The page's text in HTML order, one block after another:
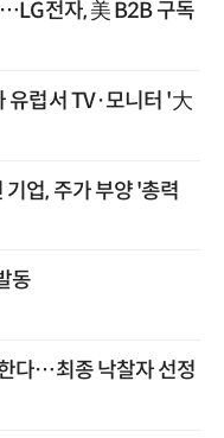
전자, 美 B2B 구독
유럽서 TV·모니터 '大
업, 주가 부양 '총력
동
다…최종 낙찰자 선정